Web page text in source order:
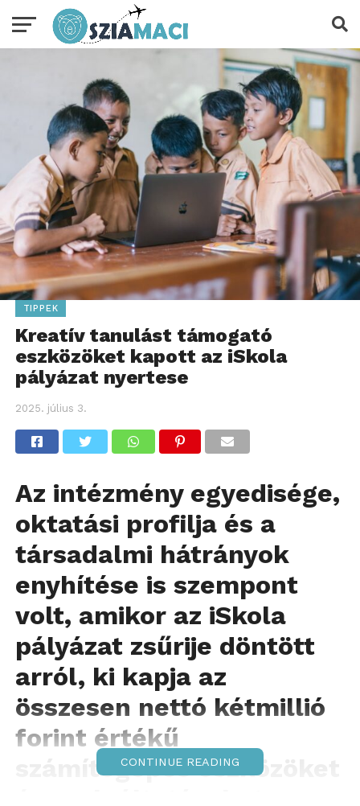
TIPPEK
Kreatív tanulást támogató
eszközöket kapott az iSkola
pályázat nyertese
2025. július 3.
Az intézmény egyedisége,
oktatási profilja és a
társadalmi hátrányok
enyhítése is szempont
volt, amikor az iSkola
pályázat zsűrije döntött
arról, ki kapja az
összesen nettó kétmillió
forint értékű
számítógépes eszközöket
CONTINUE READING